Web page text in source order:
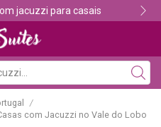
jacuzzi para casais
/
com Jacuzzi no Vale do Lobo